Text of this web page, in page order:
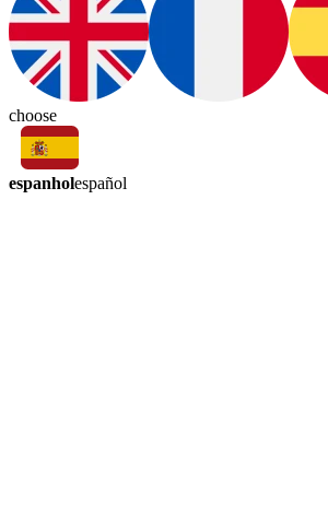
choose
espanholespañol